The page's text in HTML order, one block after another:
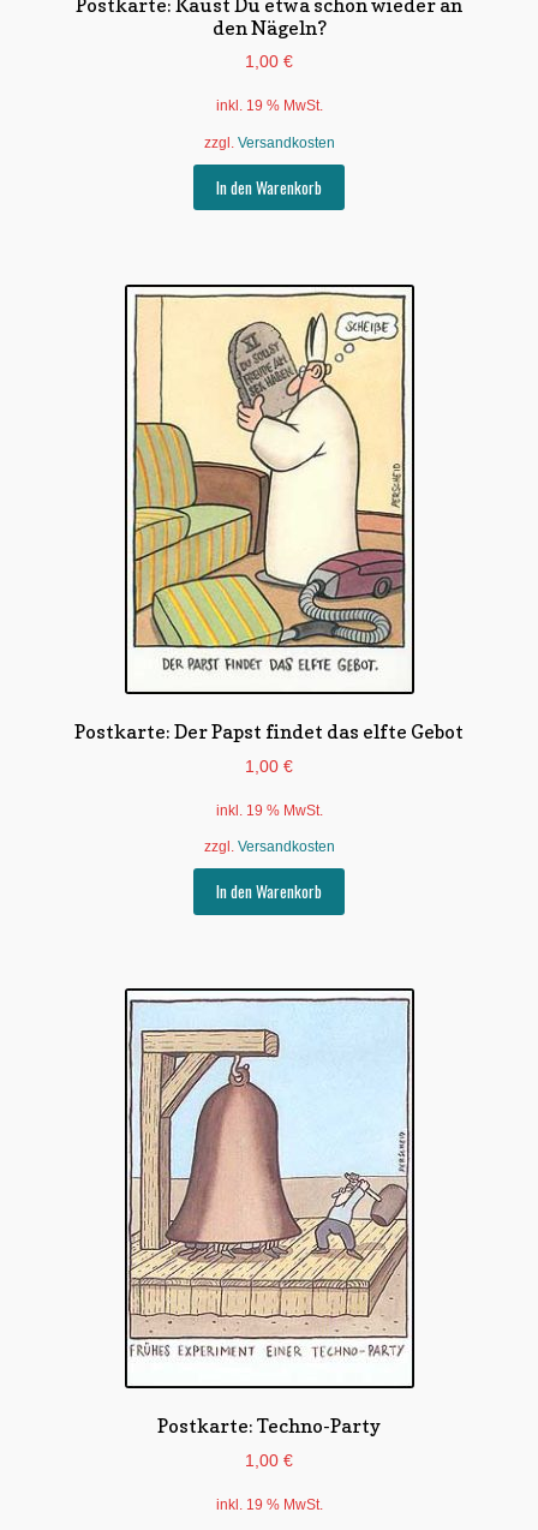
den Nägeln?
1,00 €
inkl. 19 % MwSt.
zzgl. Versandkosten
In den Warenkorb
Postkarte: Der Papst findet das elfte Gebot
1,00 €
inkl. 19 % MwSt.
zzgl. Versandkosten
In den Warenkorb
Postkarte: Techno-Party
1,00 €
inkl. 19 % MwSt.